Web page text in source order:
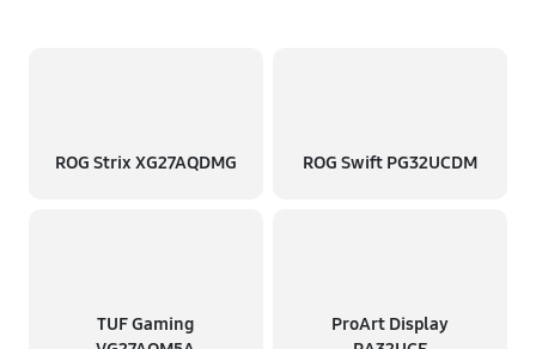
ROG Strix XG27AQDMG ROG Swift PG32UCDM
TUF Gaming
ProArt Display